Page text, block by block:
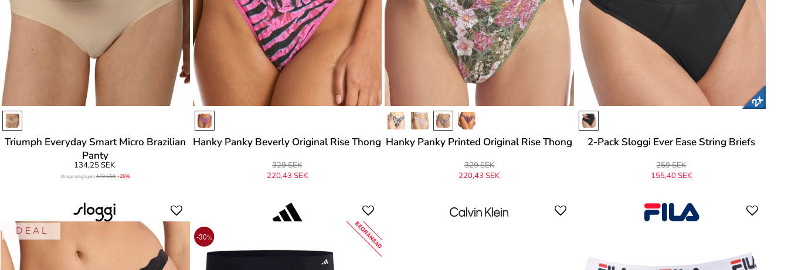
Triumph Everyday Smart Micro Brazilian
Panty
134,25 SEK
Ursprungligen179 SEK-25%
Hanky Panky Beverly Original Rise Thong
329 SEK
220,43 SEK
Hanky Panky Printed Original Rise Thong
329 SEK
220,43 SEK
2-Pack Sloggi Ever Ease String Briefs
259 SEK
155,40 SEK
D E A L -30% BEGRÄNSAD